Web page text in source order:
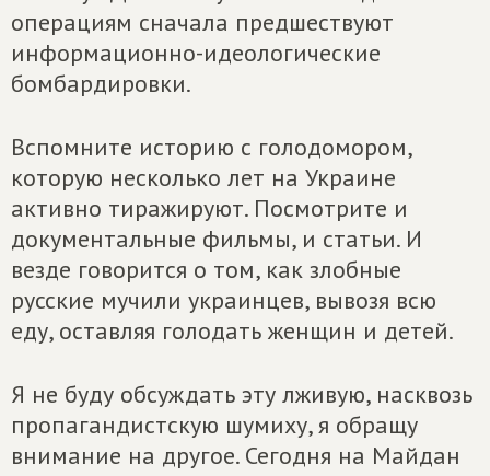
операциям сначала предшествуют
информационно-идеологические
бомбардировки.
Вспомните историю с голодомором,
которую несколько лет на Украине
активно тиражируют. Посмотрите и
документальные фильмы, и статьи. И
везде говорится о том, как злобные
русские мучили украинцев, вывозя всю
еду, оставляя голодать женщин и детей.
Я не буду обсуждать эту лживую, насквозь
пропагандистскую шумиху, я обращу
внимание на другое. Сегодня на Майдан